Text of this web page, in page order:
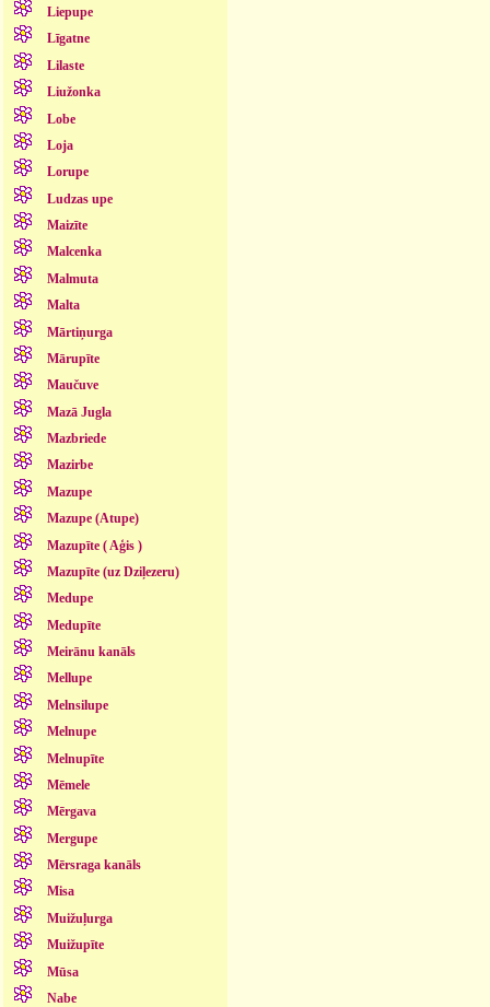
Liepupe
Līgatne
Lilaste
Liužonka
Lobe
Loja
Lorupe
Ludzas upe
Maizīte
Malcenka
Malmuta
Malta
Mārtiņurga
Mārupīte
Maučuve
Mazā Jugla
Mazbriede
Mazirbe
Mazupe
Mazupe (Atupe)
Mazupīte ( Aģis )
Mazupīte (uz Dziļezeru)
Medupe
Medupīte
Meirānu kanāls
Mellupe
Melnsilupe
Melnupe
Melnupīte
Mēmele
Mērgava
Mergupe
Mērsraga kanāls
Misa
Muižuļurga
Muižupīte
Mūsa
Nabe